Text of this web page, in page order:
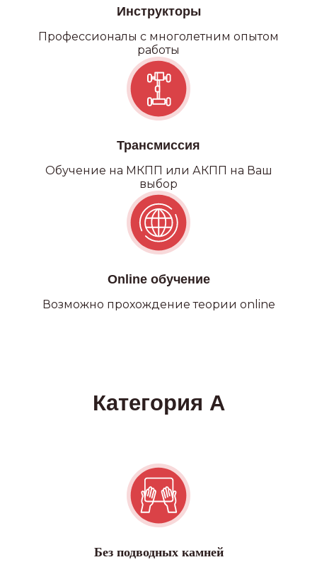
Инструкторы
Профессионалы с многолетним опытом
работы
Трансмиссия
Обучение на МКПП или АКПП на Ваш
выбор
Online обучение
Возможно прохождение теории online
Без подводных камней
Категория С